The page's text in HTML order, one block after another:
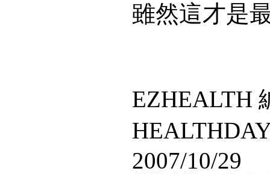
雖然這才是
EZHEALTH
2007/10/29